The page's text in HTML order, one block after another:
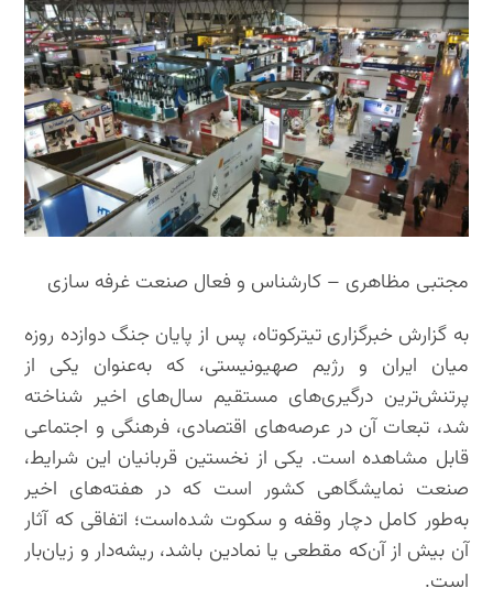
مجتبی مظاهری – کارشناس و فعال صنعت غرفه سازی
به گزارش خبرگزاری تیترکوتاه، پس از پایان جنگ دوازده ‌روزه
میان ایران و رژیم صهیونیستی، که به‌عنوان یکی از
پرتنش‌ترین درگیری‌های مستقیم سال‌های اخیر شناخته
شد، تبعات آن در عرصه‌های اقتصادی، فرهنگی و اجتماعی
قابل مشاهده است. یکی از نخستین قربانیان این شرایط،
صنعت نمایشگاهی کشور است که در هفته‌های اخیر
به‌طور کامل دچار وقفه و سکوت شده‌است؛ اتفاقی که آثار
آن بیش از آن‌که مقطعی یا نمادین باشد، ریشه‌دار و زیان‌بار
است.